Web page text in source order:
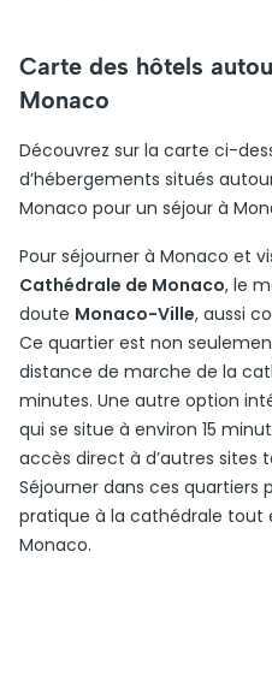
Carte des hôtels
Monaco
Découvrez sur la carte ci-
d’hébergements situés
Monaco pour un séjour à
Pour séjourner à Monaco et
Cathédrale de Monaco, le
doute Monaco-Ville, aussi
Ce quartier est non
distance de marche de la
minutes. Une autre option
qui se situe à environ 15
accès direct à d’autres sites
Séjourner dans ces
pratique à la cathédrale tout
Monaco.